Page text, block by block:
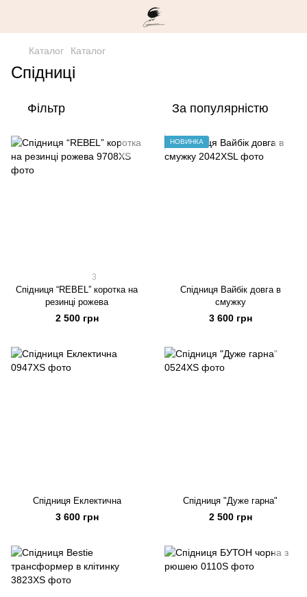
Каталог Каталог
Спідниці
Фільтр За популярністю
3
Спідниця “REBEL” коротка на
резинці рожева
2 500 грн
НОВИНКА
Спідниця Вайбік довга в
смужку
3 600 грн
Спідниця Еклектична
3 600 грн
Спідниця "Дуже гарна"
2 500 грн